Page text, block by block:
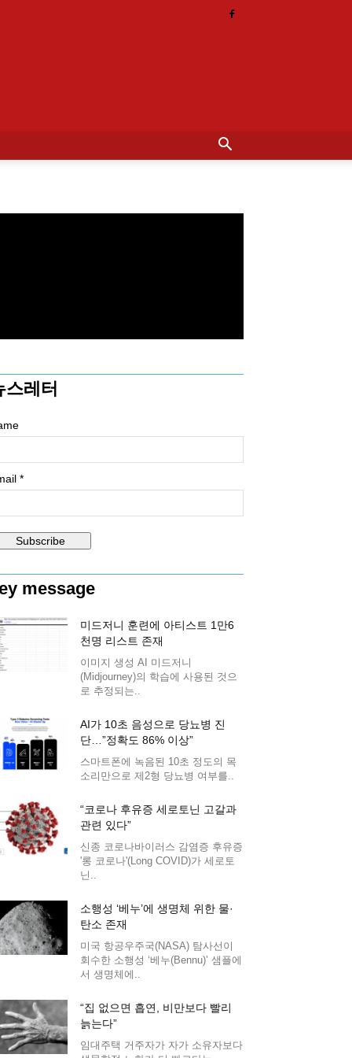
스레터
*
message
미드저니 훈련에 아티스트 1만6
천명 리스트 존재
이미지 생성 AI 미드저니
(Midjourney)의 학습에 사용된 것으
로 추정되는..
AI가 10초 음성으로 당뇨병 진
단…”정확도 86% 이상”
스마트폰에 녹음된 10초 정도의 목
소리만으로 제2형 당뇨병 여부를..
“코로나 후유증 세로토닌 고갈과
관련 있다”
신종 코로나바이러스 감염증 후유증
'롱 코로나'(Long COVID)가 세로토
닌..
소행성 ‘베누’에 생명체 위한 물·
탄소 존재
미국 항공우주국(NASA) 탐사선이
회수한 소행성 ‘베누(Bennu)’ 샘플에
서 생명체에..
“집 없으면 흡연, 비만보다 빨리
늙는다”
임대주택 거주자가 자가 소유자보다